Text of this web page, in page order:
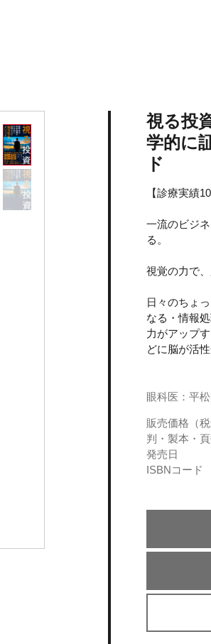
視る投
学的に
ド
【診療実績
一流のビジ
る。
視覚の力で
日々のちょ
なる・情報
力がアップ
どに脳が活
眼科医：平
販売価格（税
判・製本・
発売日
ISBNコード